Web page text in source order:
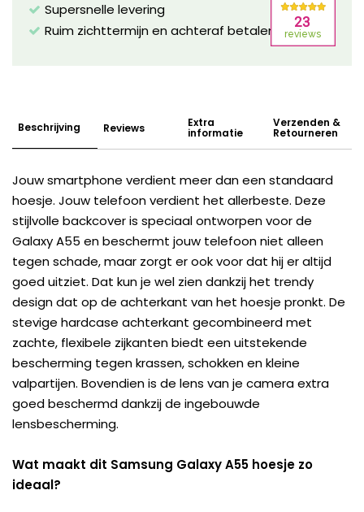
Supersnelle levering
Ruim zichttermijn en achteraf betalen mogelijk!
Beschrijving Reviews Extra
informatie
Verzenden &
Retourneren
Jouw smartphone verdient meer dan een standaard
hoesje. Jouw telefoon verdient het allerbeste. Deze
stijlvolle backcover is speciaal ontworpen voor de
Galaxy A55 en beschermt jouw telefoon niet alleen
tegen schade, maar zorgt er ook voor dat hij er altijd
goed uitziet. Dat kun je wel zien dankzij het trendy
design dat op de achterkant van het hoesje pronkt. De
stevige hardcase achterkant gecombineerd met
zachte, flexibele zijkanten biedt een uitstekende
bescherming tegen krassen, schokken en kleine
valpartijen. Bovendien is de lens van je camera extra
goed beschermd dankzij de ingebouwde
lensbescherming.
Wat maakt dit Samsung Galaxy A55 hoesje zo
ideaal?